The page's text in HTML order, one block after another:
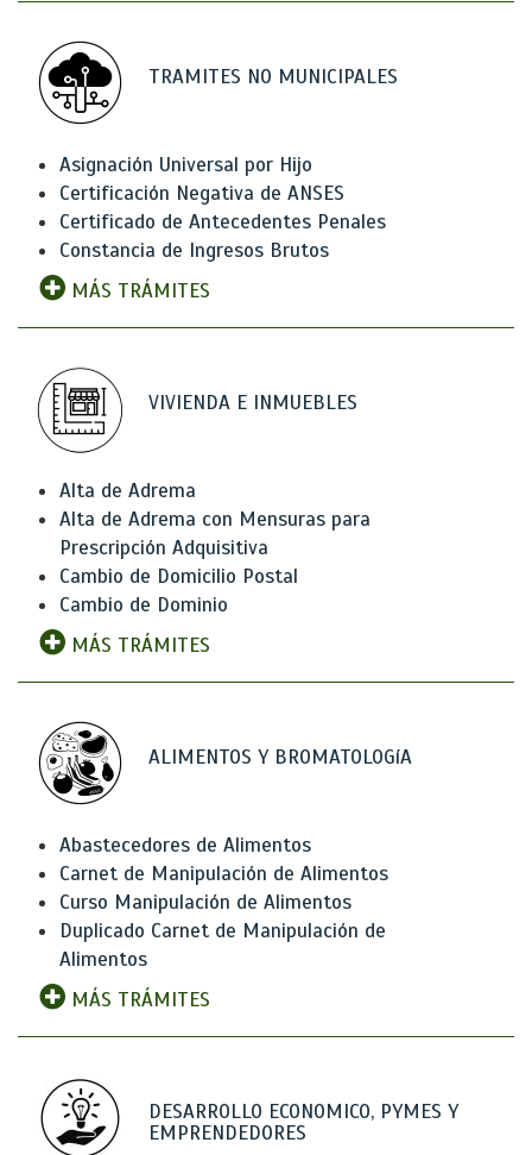
TRAMITES NO MUNICIPALES
Asignación Universal por Hijo
Certificación Negativa de ANSES
Certificado de Antecedentes Penales
Constancia de Ingresos Brutos
MÁS TRÁMITES
VIVIENDA E INMUEBLES
Alta de Adrema
Alta de Adrema con Mensuras para
Prescripción Adquisitiva
Cambio de Domicilio Postal
Cambio de Dominio
MÁS TRÁMITES
ALIMENTOS Y BROMATOLOGíA
Abastecedores de Alimentos
Carnet de Manipulación de Alimentos
Curso Manipulación de Alimentos
Duplicado Carnet de Manipulación de
Alimentos
MÁS TRÁMITES
DESARROLLO ECONOMICO, PYMES Y
EMPRENDEDORES